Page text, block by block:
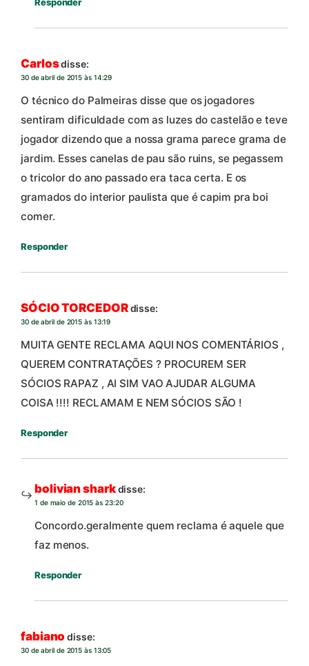
Carlosdisse:
30 de abril de 2015 às 14:29
O técnico do Palmeiras disse que os jogadores
sentiram dificuldade com as luzes do castelão e teve
jogador dizendo que a nossa grama parece grama de
jardim. Esses canelas de pau são ruins, se pegassem
o tricolor do ano passado era taca certa. E os
gramados do interior paulista que é capim pra boi
comer.
Responder
SÓCIO TORCEDORdisse:
30 de abril de 2015 às 13:19
MUITA GENTE RECLAMA AQUI NOS COMENTÁRIOS ,
QUEREM CONTRATAÇÕES ? PROCUREM SER
SÓCIOS RAPAZ , AI SIM VAO AJUDAR ALGUMA
COISA !!!! RECLAMAM E NEM SÓCIOS SÃO !
Responder
bolivian sharkdisse:
1 de maio de 2015 às 23:20
Concordo.geralmente quem reclama é aquele que
faz menos.
Responder
fabiano disse:
30 de abril de 2015 às 13:05